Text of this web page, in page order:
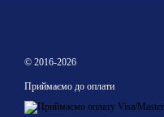
© 2016-2026
Приймаємо до оплати